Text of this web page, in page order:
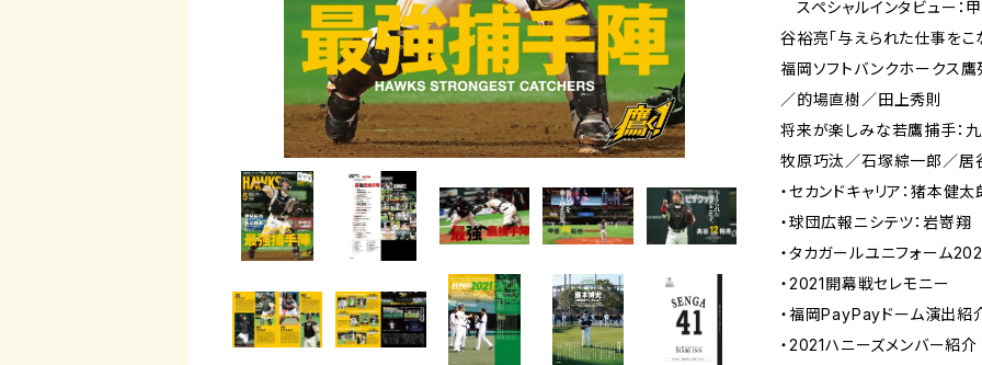
スペシャルインタビュー：
谷裕亮「与えられた仕事をこ
福岡ソフトバンクホークス
／的場直樹／田上秀則
将来が楽しみな若鷹捕手：
牧原巧汰／石塚綜一郎／居
・セカンドキャリア：猪本健太
・球団広報ニシテツ：岩嵜翔
・タカガールユニフォーム
・2021開幕戦セレモニー
・福岡PayPayドーム演出紹
・2021ハニーズメンバー紹介